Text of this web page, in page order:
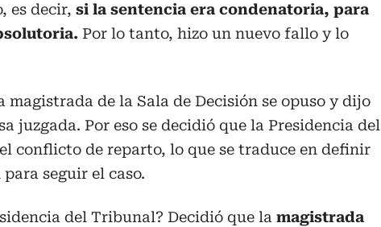
es decir, si la sentencia era condenatoria, para
Por lo tanto, hizo un nuevo fallo y lo
magistrada de la Sala de Decisión se opuso y dijo
juzgada. Por eso se decidió que la Presidencia del
conflicto de reparto, lo que se traduce en definir
seguir el caso.
del Tribunal? Decidió que la magistrada